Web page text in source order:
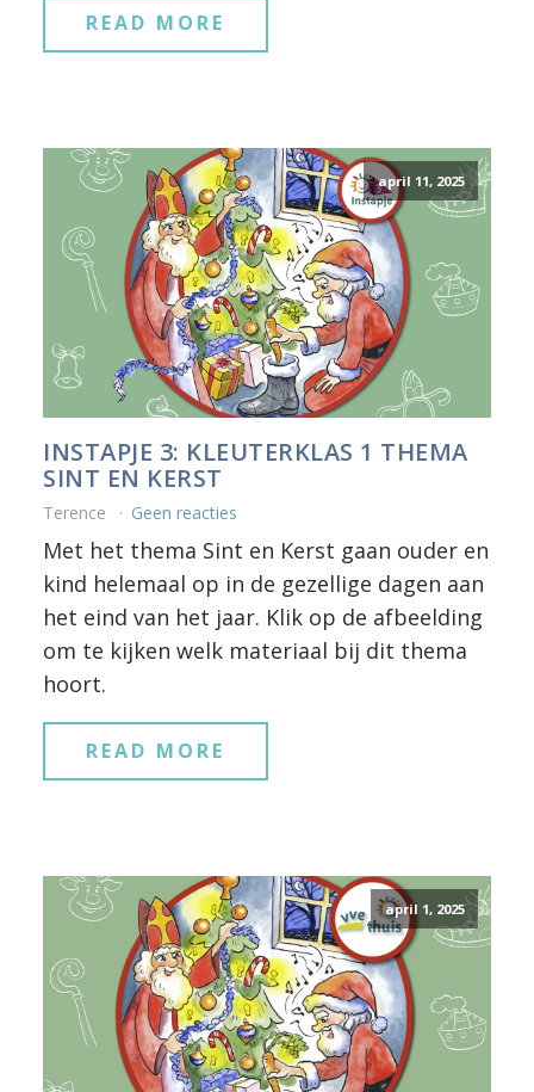
READ MORE
april 11, 2025
INSTAPJE 3: KLEUTERKLAS 1 THEMA
SINT EN KERST
Terence Geen reacties
Met het thema Sint en Kerst gaan ouder en
kind helemaal op in de gezellige dagen aan
het eind van het jaar. Klik op de afbeelding
om te kijken welk materiaal bij dit thema
hoort.
READ MORE
april 1, 2025